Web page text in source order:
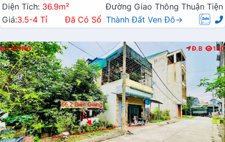
Diện Tích: 36.9m²
Đường Giao Thông Thuận Tiện
Giá:3.5-4 Tỉ Đã Có Sổ Thành Đất Ven Đô→
HÀ ĐÔNG Đ.B 180